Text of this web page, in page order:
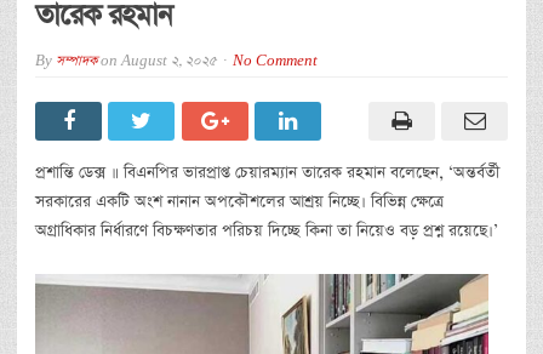
তারেক রহমান
By সম্পাদকonAugust 2, 2025 No Comment
প্রশান্তি ডেক্স ॥ বিএনপির ভারপ্রাপ্ত চেয়ারম্যান তারেক রহমান বলেছেন, ‘অন্তর্বর্তী
সরকারের একটি অংশ নানান অপকৌশলের আশ্রয় নিচ্ছে। বিভিন্ন ক্ষেত্রে
অগ্রাধিকার নির্ধারণে বিচক্ষণতার পরিচয় দিচ্ছে কিনা তা নিয়েও বড় প্রশ্ন রয়েছে।’